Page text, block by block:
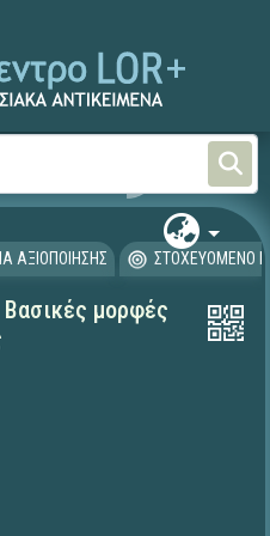
Καινή
ΑΞΙΟΠΟΙΗΣΗΣ ΣΤΟΧΕΥΟΜΕΝΟ
Βασικές μορφές